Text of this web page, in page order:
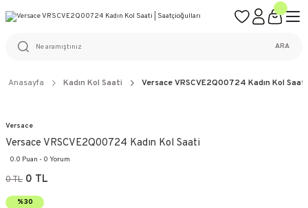
%100 ORİJİNAL ÜRÜN GARANTİSİ
ARA
Anasayfa Kadın Kol Saati Versace VRSCVE2Q00724 Kadın Kol Saati
Versace
Versace VRSCVE2Q00724 Kadın Kol Saati
0.0 Puan - 0 Yorum
0 TL 0 TL
%30